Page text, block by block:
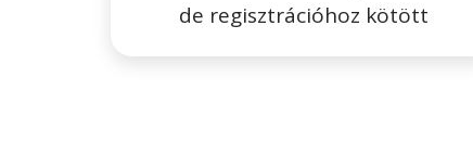
de regisztrációhoz kötött